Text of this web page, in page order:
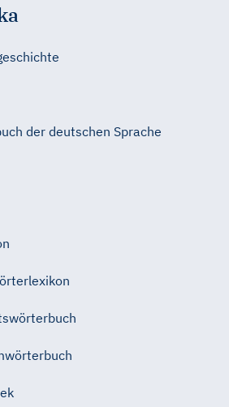
der deutschen Sprache